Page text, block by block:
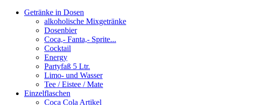
Getränke in Dosen
alkoholische Mixgetränke
Dosenbier
Coca,- Fanta,- Sprite...
Cocktail
Energy
Partyfaß 5 Ltr.
Limo- und Wasser
Tee / Eistee / Mate
Einzelflaschen
Coca Cola Artikel